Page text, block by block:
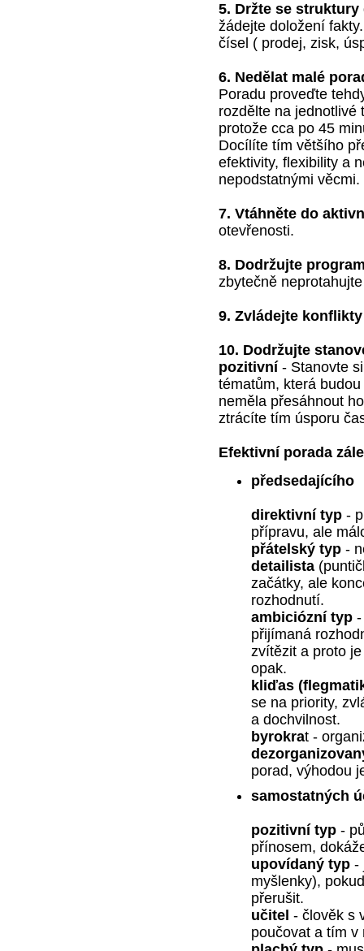
5. Držte se struktury
žádejte doložení
čísel ( prodej, zisk,
6. Nedělat malé
Poradu proveďte
rozdělte na jednotlivé
protože cca po 45
Docílíte tím většího
efektivity, flexibility a
nepodstatnými věcmi.
7. Vtáhněte do
otevřenosti.
8. Dodržujte
zbytečně
9. Zvládejte konflikty
10. Dodržujte
pozitivní - Stanovte
tématům, která
neměla přesáhnout
ztrácíte tím úsporu
Efektivní porada
předsedajícího
direktivní typ -
přípravu, ale
přátelský typ -
detailista
začátky, ale
rozhodnutí.
ambiciózní typ
přijímaná
zvítězit a proto
opak.
kliďas
se na priority,
a dochvilnost.
byrokrat -
porad, výhodou
samostatných
pozitivní typ -
přínosem,
upovídaný typ -
myšlenky),
přerušit.
učitel - člověk s
poučovat a tím v